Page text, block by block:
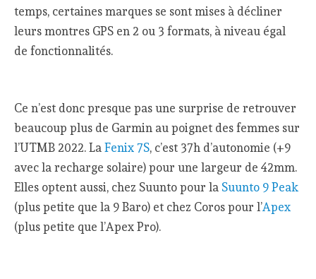
temps, certaines marques se sont mises à décliner
leurs montres GPS en 2 ou 3 formats, à niveau égal
de fonctionnalités.
Ce n’est donc presque pas une surprise de retrouver
beaucoup plus de Garmin au poignet des femmes sur
l’UTMB 2022. LaFenix 7S, c’est 37h d’autonomie (+9
avec la recharge solaire) pour une largeur de 42mm.
Elles optent aussi, chez Suunto pour la Suunto 9 Peak
(plus petite que la 9 Baro) et chez Coros pour l’Apex
(plus petite que l’Apex Pro).